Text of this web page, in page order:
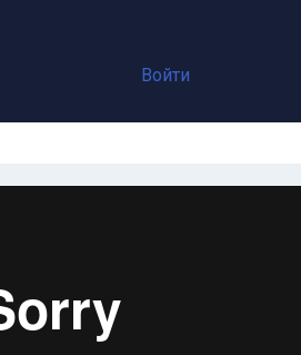
Войти